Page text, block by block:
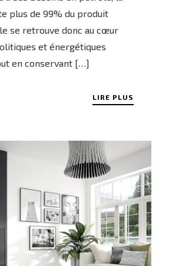
plus de 99% du produit
se retrouve donc au cœur
et énergétiques
en conservant […]
LIRE PLUS